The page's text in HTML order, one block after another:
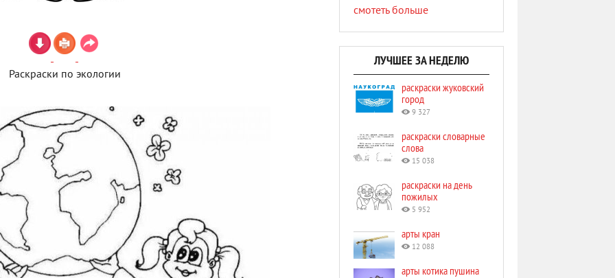
Раскраски по экологии
смотеть больше
ЛУЧШЕЕ ЗА НЕДЕЛЮ
раскраски жуковский
город
9 327
раскраски словарные
слова
15 038
раскраски на день
пожилых
5 952
арты кран
12 088
арты котика пушина